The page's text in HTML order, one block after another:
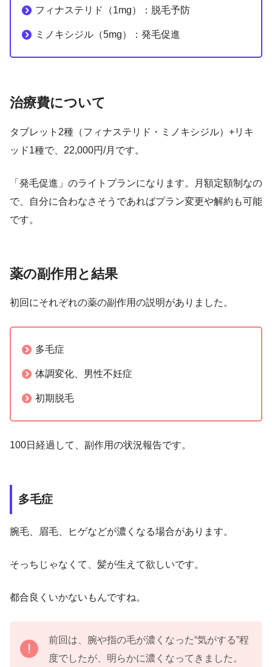
フィナステリド（1mg）：脱毛予防
ミノキシジル（5mg）：発毛促進
治療費について
タブレット2種（フィナステリド・ミノキシジル）+リキ
ッド1種で、22,000円/月です。
「発毛促進」のライトプランになります。月額定額制なの
で、自分に合わなさそうであればプラン変更や解約も可能
です。
薬の副作用と結果
初回にそれぞれの薬の副作用の説明がありました。
多毛症
体調変化、男性不妊症
初期脱毛
100日経過して、副作用の状況報告です。
多毛症
腕毛、眉毛、ヒゲなどが濃くなる場合があります。
そっちじゃなくて、髪が生えて欲しいです。
都合良くいかないもんですね。
前回は、腕や指の毛が濃くなった“気がする”程
度でしたが、明らかに濃くなってきました。